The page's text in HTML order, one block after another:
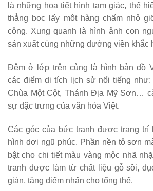
là những họa tiết hình tam giác, thể
thẳng bọc lấy một hàng chấm nhỏ
công. Xung quanh là hình ảnh con
sản xuất cùng những đường viền khắc
Đệm ở lớp trên cùng là hình bản đồ
các điểm di tích lịch sử nổi tiếng
Chùa Một Cột, Thánh Địa Mỹ Sơn…
sự đặc trưng của văn hóa Việt.
Các góc của bức tranh được trang trí
hình dơi ngũ phúc. Phần nền tô sơn
bật cho chi tiết màu vàng mộc nhã
tranh được làm từ chất liệu gỗ sồi,
giản, tăng điểm nhấn cho tổng thể.